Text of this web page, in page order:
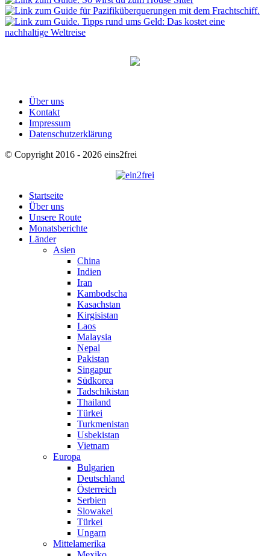
Über uns
Kontakt
Impressum
Datenschutzerklärung
© Copyright 2016 - 2026 eins2frei
Startseite
Über uns
Unsere Route
Monatsberichte
Länder
Asien
China
Indien
Iran
Kambodscha
Kasachstan
Kirgisistan
Laos
Malaysia
Nepal
Pakistan
Singapur
Südkorea
Tadschikistan
Thailand
Türkei
Turkmenistan
Usbekistan
Vietnam
Europa
Bulgarien
Deutschland
Österreich
Serbien
Slowakei
Türkei
Ungarn
Mittelamerika